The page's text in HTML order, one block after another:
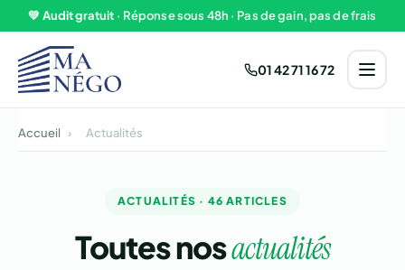
Aller au contenu
💚 Audit gratuit · Réponse sous 48h · Pas de gain, pas de frais
01 42 71 16 72
Accueil › Actualités
ACTUALITÉS · 46 ARTICLES
Toutes nosactualités